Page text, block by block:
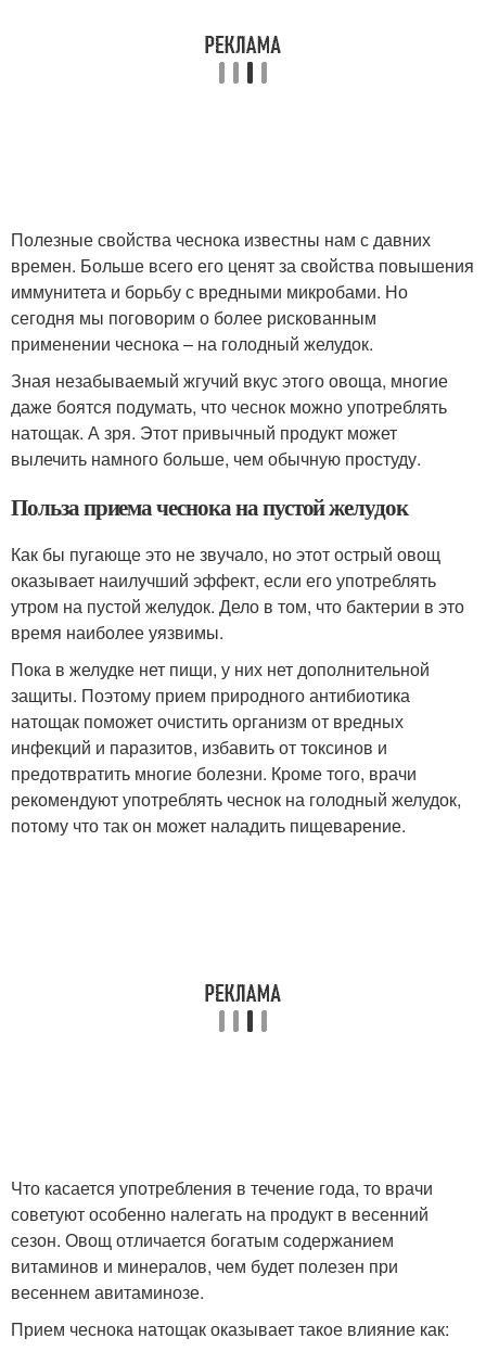
Полезные свойства чеснока известны нам с давних
времен. Больше всего его ценят за свойства повышения
иммунитета и борьбу с вредными микробами. Но
сегодня мы поговорим о более рискованным
применении чеснока – на голодный желудок.
Зная незабываемый жгучий вкус этого овоща, многие
даже боятся подумать, что чеснок можно употреблять
натощак. А зря. Этот привычный продукт может
вылечить намного больше, чем обычную простуду.
Польза приема чеснока на пустой желудок
Как бы пугающе это не звучало, но этот острый овощ
оказывает наилучший эффект, если его употреблять
утром на пустой желудок. Дело в том, что бактерии в это
время наиболее уязвимы.
Пока в желудке нет пищи, у них нет дополнительной
защиты. Поэтому прием природного антибиотика
натощак поможет очистить организм от вредных
инфекций и паразитов, избавить от токсинов и
предотвратить многие болезни. Кроме того, врачи
рекомендуют употреблять чеснок на голодный желудок,
потому что так он может наладить пищеварение.
Что касается употребления в течение года, то врачи
советуют особенно налегать на продукт в весенний
сезон. Овощ отличается богатым содержанием
витаминов и минералов, чем будет полезен при
весеннем авитаминозе.
Прием чеснока натощак оказывает такое влияние как: